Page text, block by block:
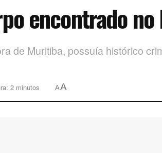
encontrado no
de Muritiba, possuía histórico
2 minutos AA